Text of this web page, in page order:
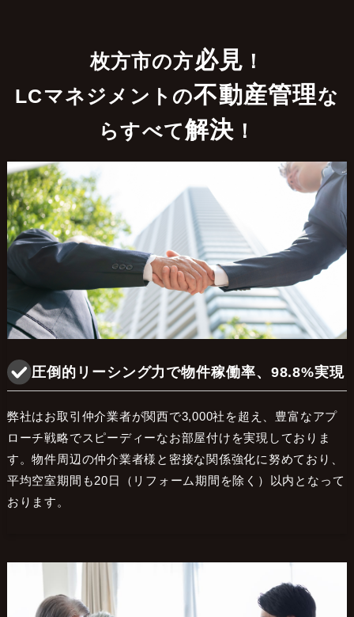
枚方市の方必見 ！
LCマネジメントの不動産管理な
らすべて解決 ！
圧倒的リーシング力で物件稼働率、98.8%実現
弊社はお取引仲介業者が関西で3,000社を超え、豊富なアプ
ローチ戦略でスピーディーなお部屋付けを実現しておりま
す。物件周辺の仲介業者様と密接な関係強化に努めており、
平均空室期間も20日（リフォーム期間を除く）以内となって
おります。